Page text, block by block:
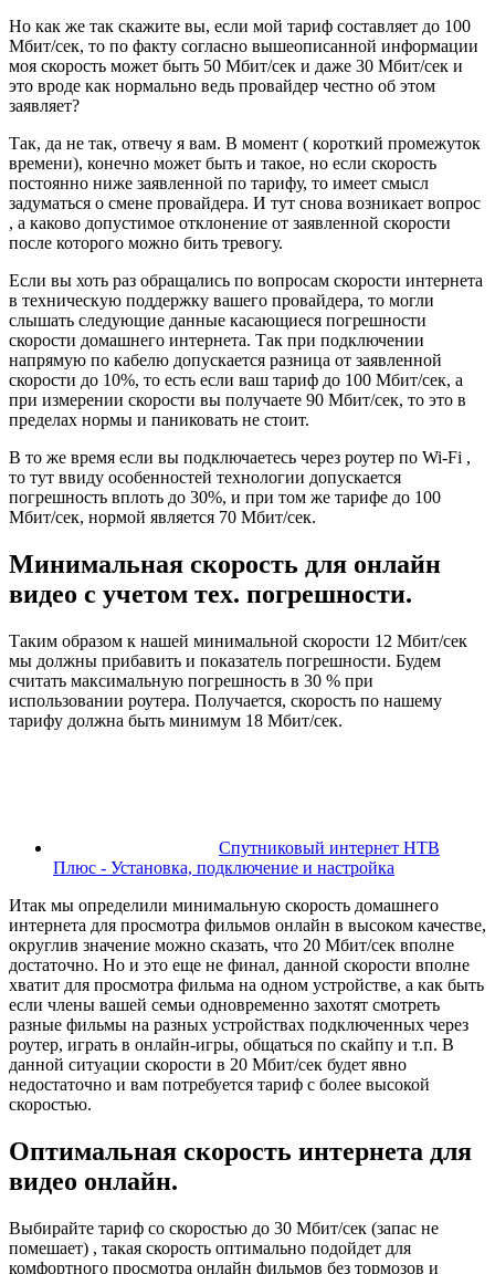
Но как же так скажите вы, если мой тариф составляет до 100
Мбит/сек, то по факту согласно вышеописанной информации
моя скорость может быть 50 Мбит/сек и даже 30 Мбит/сек и
это вроде как нормально ведь провайдер честно об этом
заявляет?
Так, да не так, отвечу я вам. В момент ( короткий промежуток
времени), конечно может быть и такое, но если скорость
постоянно ниже заявленной по тарифу, то имеет смысл
задуматься о смене провайдера. И тут снова возникает вопрос
, а каково допустимое отклонение от заявленной скорости
после которого можно бить тревогу.
Если вы хоть раз обращались по вопросам скорости интернета
в техническую поддержку вашего провайдера, то могли
слышать следующие данные касающиеся погрешности
скорости домашнего интернета. Так при подключении
напрямую по кабелю допускается разница от заявленной
скорости до 10%, то есть если ваш тариф до 100 Мбит/сек, а
при измерении скорости вы получаете 90 Мбит/сек, то это в
пределах нормы и паниковать не стоит.
В то же время если вы подключаетесь через роутер по Wi-Fi ,
то тут ввиду особенностей технологии допускается
погрешность вплоть до 30%, и при том же тарифе до 100
Мбит/сек, нормой является 70 Мбит/сек.
Минимальная скорость для онлайн
видео с учетом тех. погрешности.
Таким образом к нашей минимальной скорости 12 Мбит/сек
мы должны прибавить и показатель погрешности. Будем
считать максимальную погрешность в 30 % при
использовании роутера. Получается, скорость по нашему
тарифу должна быть минимум 18 Мбит/сек.
Спутниковый интернет НТВ
Плюс - Установка, подключение и настройка
Итак мы определили минимальную скорость домашнего
интернета для просмотра фильмов онлайн в высоком качестве,
округлив значение можно сказать, что 20 Мбит/сек вполне
достаточно. Но и это еще не финал, данной скорости вполне
хватит для просмотра фильма на одном устройстве, а как быть
если члены вашей семьи одновременно захотят смотреть
разные фильмы на разных устройствах подключенных через
роутер, играть в онлайн-игры, общаться по скайпу и т.п. В
данной ситуации скорости в 20 Мбит/сек будет явно
недостаточно и вам потребуется тариф с более высокой
скоростью.
Оптимальная скорость интернета для
видео онлайн.
Выбирайте тариф со скоростью до 30 Мбит/сек (запас не
помешает) , такая скорость оптимально подойдет для
комфортного просмотра онлайн фильмов без тормозов и